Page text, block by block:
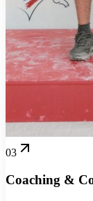
03
Coaching &